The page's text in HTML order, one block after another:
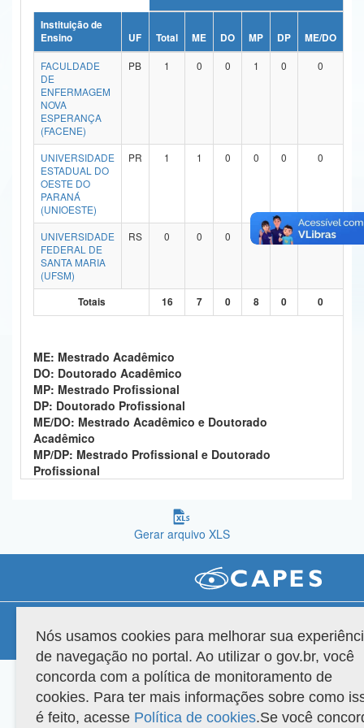
Ministério da Ciência, Tecnologia, Inovações e Comunicações
Ministério do Meio Ambiente
Ministério do Turismo
Ministério do Desenvolvimento Regional
Ministério da Mulher, da Família e dos Direitos Humanos
Secretaria-Geral
Secretaria de Governo
Gabinete de Segurança Institucional
Planalto
Instituição de
Ensino
UF Total ME DO MP DP ME/DO
FACULDADE
DE
ENFERMAGEM
NOVA
ESPERANÇA
(FACENE)
PB 1 0 0 1 0 0
UNIVERSIDADE
ESTADUAL DO
OESTE DO
PARANÁ
(UNIOESTE)
PR 1 1 0 0 0 0
UNIVERSIDADE
FEDERAL DE
SANTA MARIA
(UFSM)
RS 0 0 0 0 0 0
Totais 16 7 0 8 0 0
ME: Mestrado Acadêmico
DO: Doutorado Acadêmico
MP: Mestrado Profissional
DP: Doutorado Profissional
ME/DO: Mestrado Acadêmico e Doutorado
Acadêmico
MP/DP: Mestrado Profissional e Doutorado
Profissional
Gerar arquivo XLS
Copyright 2022 Capes. Todos os direitos reservados.
Nós usamos cookies para melhorar sua
de navegação no portal. Ao utilizar o gov.br, você
concorda com a política de monitoramento de
cookies. Para ter mais informações sobre como
é feito, acesse Política de cookies.Se você